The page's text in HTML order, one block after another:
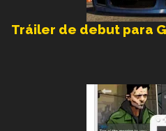
Tráiler de debut para